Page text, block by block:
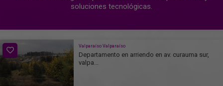
soluciones tecnológicas.
Valparaíso Valparaíso
Departamento en arriendo en av. curauma sur,
valpa...